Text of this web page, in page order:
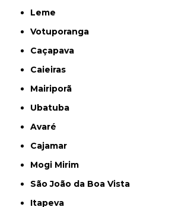
Leme
Votuporanga
Caçapava
Caieiras
Mairiporã
Ubatuba
Avaré
Cajamar
Mogi Mirim
São João da Boa Vista
Itapeva